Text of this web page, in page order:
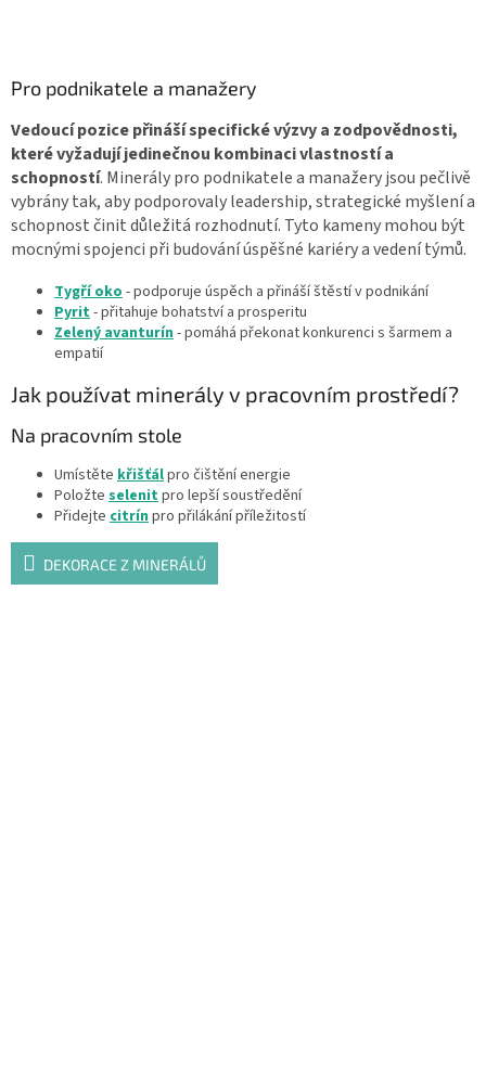
Pro podnikatele a manažery
Vedoucí pozice přináší specifické výzvy a zodpovědnosti,
které vyžadují jedinečnou kombinaci vlastností a
schopností. Minerály pro podnikatele a manažery jsou pečlivě
vybrány tak, aby podporovaly leadership, strategické myšlení a
schopnost činit důležitá rozhodnutí. Tyto kameny mohou být
mocnými spojenci při budování úspěšné kariéry a vedení týmů.
Tygří oko - podporuje úspěch a přináší štěstí v podnikání
Pyrit- přitahuje bohatství a prosperitu
Zelený avanturín - pomáhá překonat konkurenci s šarmem a
empatií
Jak používat minerály v pracovním prostředí?
Na pracovním stole
Umístěte křišťálpro čištění energie
Položte selenitpro lepší soustředění
Přidejte citrínpro přilákání příležitostí
DEKORACE Z MINERÁLŮ